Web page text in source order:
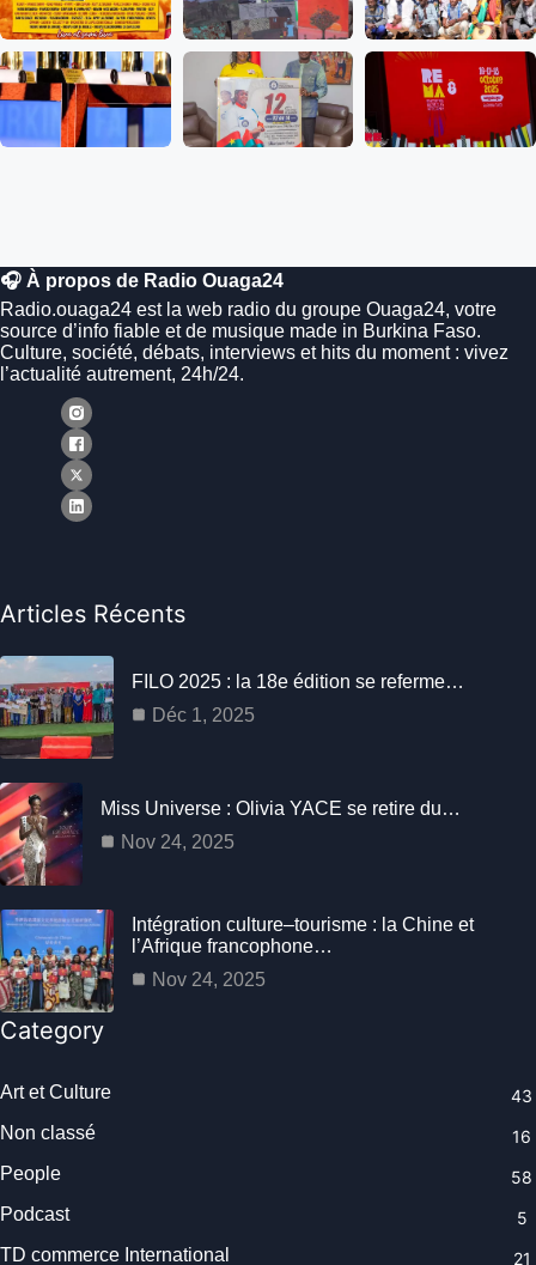
🎧 À propos de Radio Ouaga24
Radio.ouaga24 est la web radio du groupe Ouaga24, votre
source d’info fiable et de musique made in Burkina Faso.
Culture, société, débats, interviews et hits du moment : vivez
l’actualité autrement, 24h/24.
Articles Récents
FILO 2025 : la 18e édition se referme…
Déc 1, 2025
Miss Universe : Olivia YACE se retire du…
Nov 24, 2025
Intégration culture–tourisme : la Chine et
l’Afrique francophone…
Nov 24, 2025
Category
Art et Culture
43
Non classé
16
People
58
Podcast
5
TD commerce International
21